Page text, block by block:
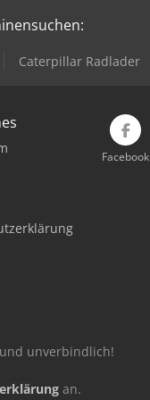
Caterpillar Radlader
Facebook
unverbindlich!
an.